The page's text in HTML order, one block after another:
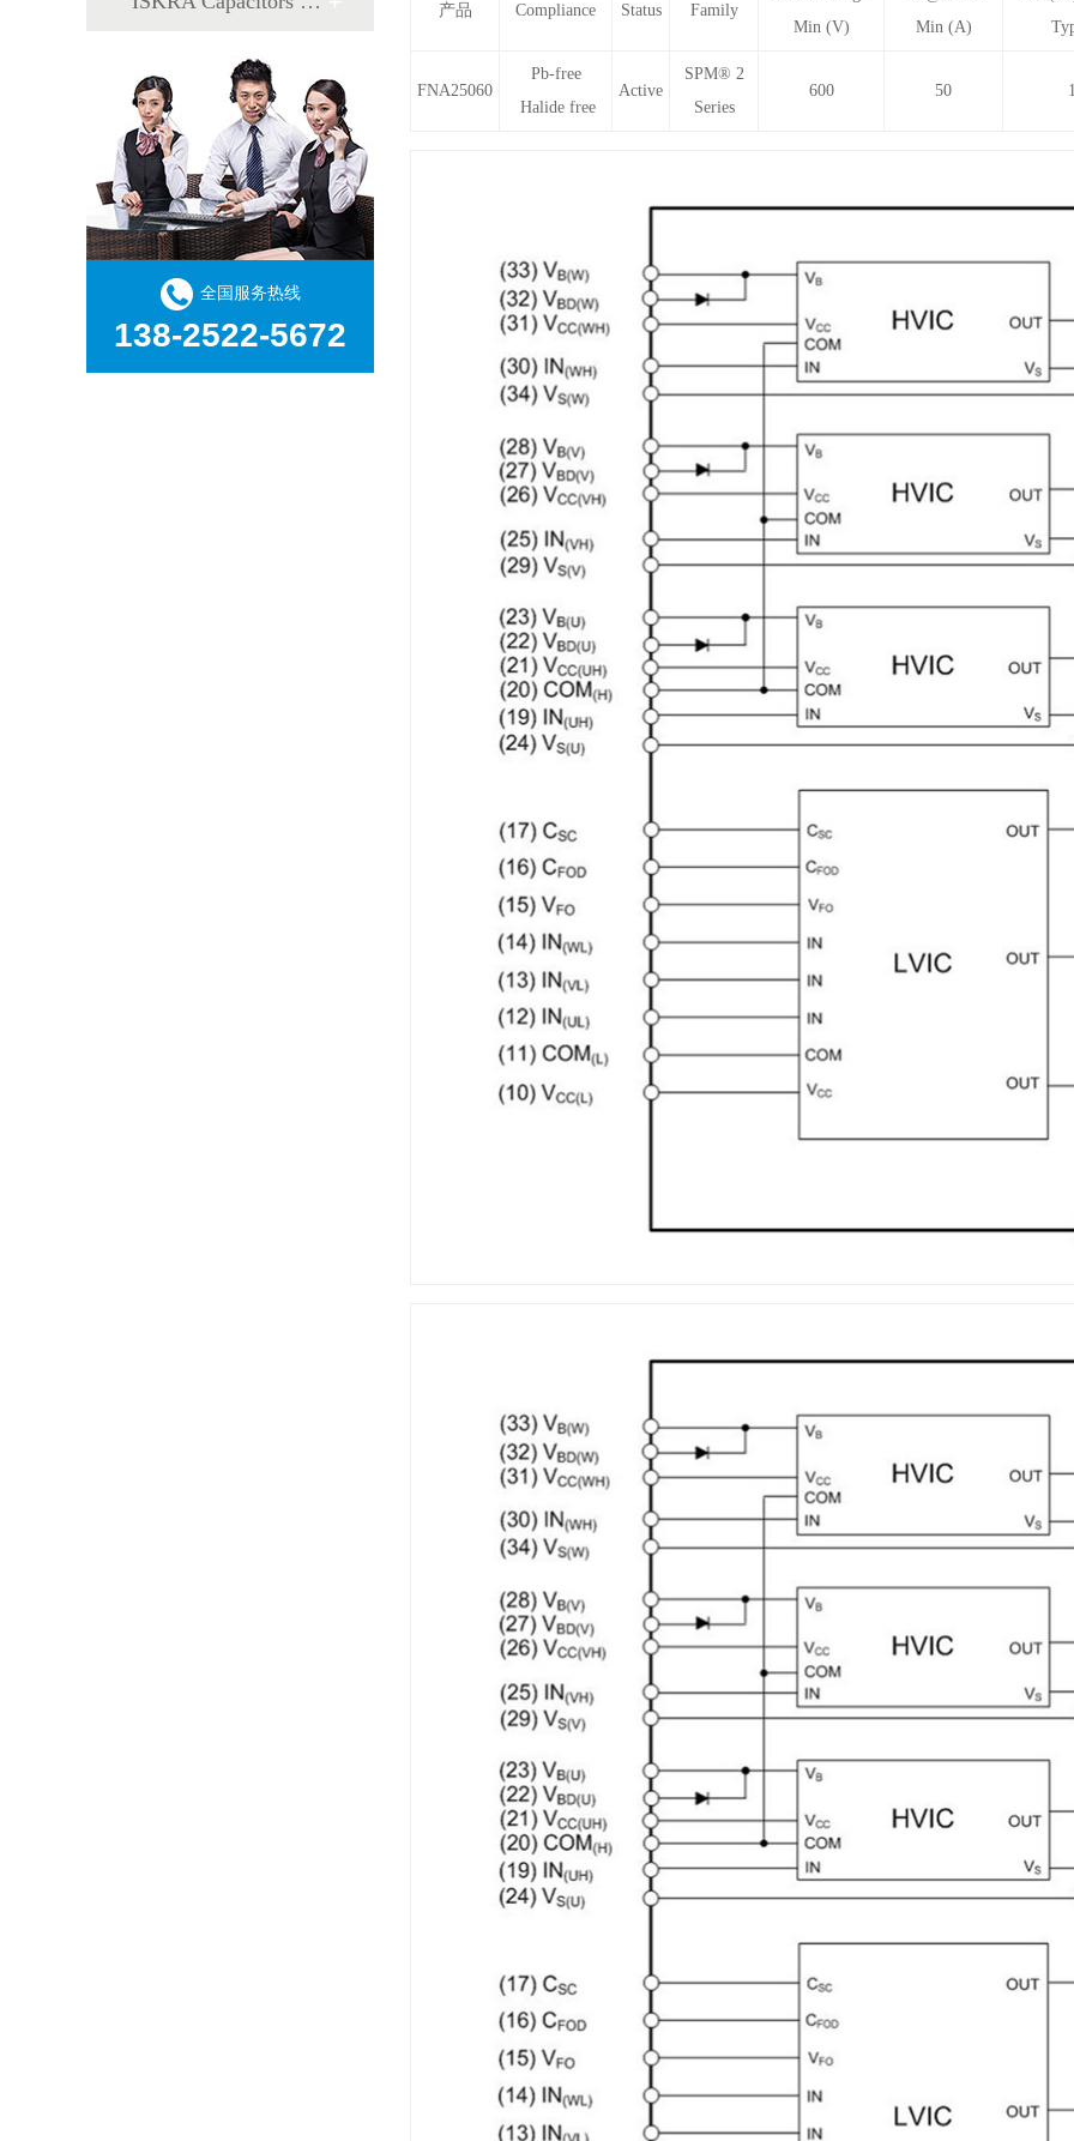
全国服务热线
138-2522-5672
产品 Compliance Status Family
Min (V)
Min (A)
FNA25060
Pb-free
Halide free
Active
SPM® 2
Series
600 50